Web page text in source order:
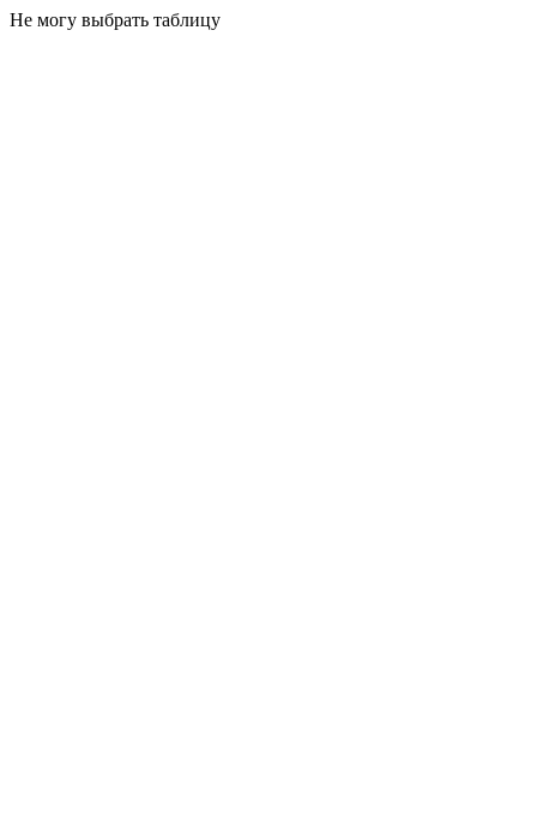
Не могу выбрать таблицу